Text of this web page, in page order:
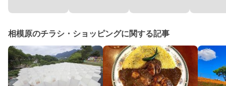
相模原のチラシ・ショッピングに関する記事